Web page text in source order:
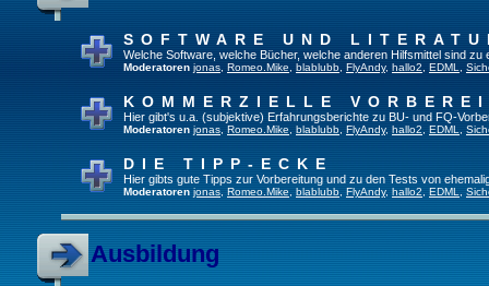
SOFTWARE UND
Welche Software, welche Bücher, welche anderen Hilfsmittel sind zu
Moderatoren jonas Romeo.Mike blablubb FlyAndy, hallo2 EDML
KOMMERZIELLE
Hier gibt's u.a. (subjektive) Erfahrungsberichte zu BU- und FQ-
Moderatoren jonas Romeo.Mike blablubb FlyAndy, hallo2 EDML
DIE TIPP-ECKE
Hier gibts gute Tipps zur Vorbereitung und zu den Tests von
Moderatoren jonas Romeo.Mike blablubb FlyAndy, hallo2 EDML
Ausbildung